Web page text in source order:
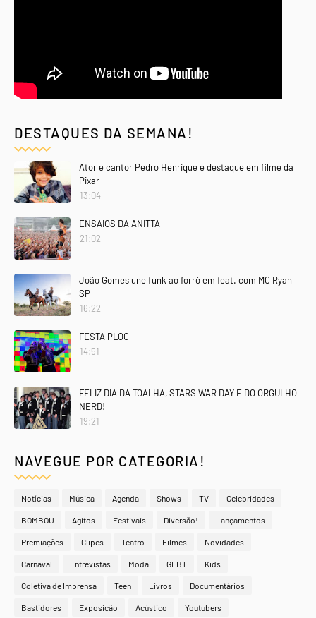
DESTAQUES DA SEMANA!
Ator e cantor Pedro Henrique é destaque em filme da
Pixar
13:04
ENSAIOS DA ANITTA
21:02
João Gomes une funk ao forró em feat. com MC Ryan
SP
16:22
FESTA PLOC
14:51
FELIZ DIA DA TOALHA, STARS WAR DAY E DO ORGULHO
NERD!
19:21
NAVEGUE POR CATEGORIA!
Notícias Música Agenda Shows TV Celebridades
BOMBOU Agitos Festivais Diversão! Lançamentos
Premiações Clipes Teatro Filmes Novidades
Carnaval Entrevistas Moda GLBT Kids
Coletiva de Imprensa Teen Livros Documentários
Bastidores Exposição Acústico Youtubers